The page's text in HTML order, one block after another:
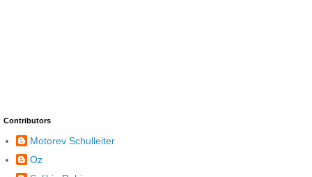
Contributors
Motorev Schulleiter
Oz